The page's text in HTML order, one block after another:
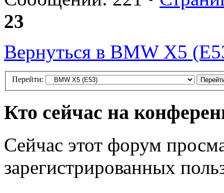
23
Вернуться в BMW X5
Перейти:
Кто сейчас на
Сейчас этот форум
зарегистрированных